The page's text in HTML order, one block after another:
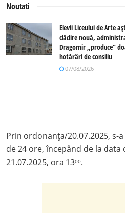
Noutati
Elevii Liceului de Arte
clădire nouă,
Dragomir „produce”
hotărâri de consiliu
07/08/2026
Prin ordonanţa/20.07.2025, s-
de 24 ore, începând de la data
21.07.2025, ora 1300.